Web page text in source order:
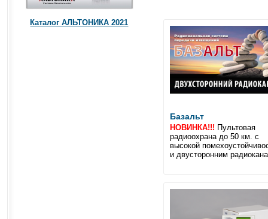
Базальт
НОВИНКА!!! Пультовая
радиоохрана до 50 км. с
высокой
и двусторонним
Каталог АЛЬТОНИКА 2021